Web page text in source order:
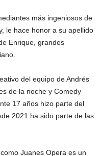
más ingeniosos de
le hace honor a su apellido
Enrique, grandes
del equipo de Andrés
de la noche y Comedy
17 años hizo parte del
2021 ha sido parte de las
Juanes Opera es un